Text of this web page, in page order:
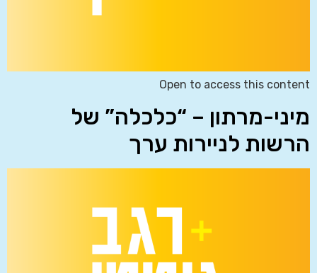
Open to access this content
מיני-מרתון – “כלכלה” של
הרשות לניירות ערך